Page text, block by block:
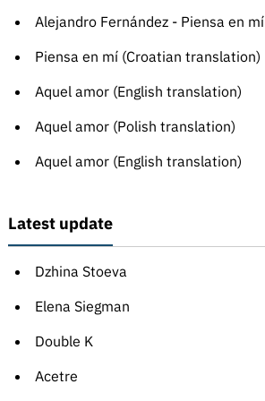
Alejandro Fernández - Piensa en mí
Piensa en mí (Croatian translation)
Aquel amor (English translation)
Aquel amor (Polish translation)
Aquel amor (English translation)
Latest update
Dzhina Stoeva
Elena Siegman
Double K
Acetre